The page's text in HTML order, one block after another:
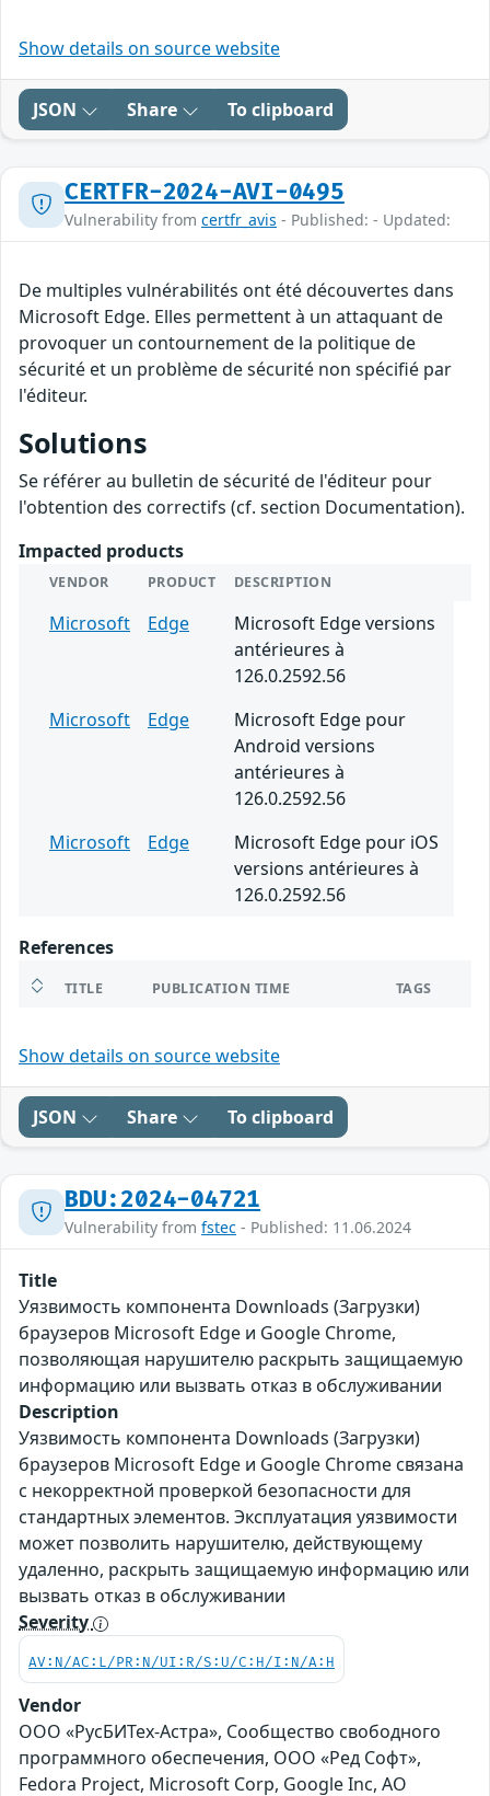
Show details on source website
JSON Share To clipboard
CERTFR-2024-AVI-0495
Vulnerability from certfr_avis - Published: - Updated:
De multiples vulnérabilités ont été découvertes dans
Microsoft Edge. Elles permettent à un attaquant de
provoquer un contournement de la politique de
sécurité et un problème de sécurité non spécifié par
l'éditeur.
Solutions
Se référer au bulletin de sécurité de l'éditeur pour
l'obtention des correctifs (cf. section Documentation).
Impacted products
VENDOR PRODUCT DESCRIPTION
Microsoft Edge
Microsoft Edge versions
antérieures à
126.0.2592.56
Microsoft
Edge
Microsoft Edge pour
Android versions
antérieures à
126.0.2592.56
Microsoft
Edge
Microsoft Edge pour iOS
versions antérieures à
126.0.2592.56
References
TITLE PUBLICATION TIME TAGS
Show details on source website
JSON Share To clipboard
BDU:2024-04721
Vulnerability from fstec - Published: 11.06.2024
Title
Уязвимость компонента Downloads (Загрузки)
браузеров Microsoft Edge и Google Chrome,
позволяющая нарушителю раскрыть защищаемую
информацию или вызвать отказ в обслуживании
Description
Уязвимость компонента Downloads (Загрузки)
браузеров Microsoft Edge и Google Chrome связана
с некорректной проверкой безопасности для
стандартных элементов. Эксплуатация уязвимости
может позволить нарушителю, действующему
удаленно, раскрыть защищаемую информацию или
вызвать отказ в обслуживании
Severity
AV:N/AC:L/PR:N/UI:R/S:U/C:H/I:N/A:H
Vendor
ООО «РусБИТех-Астра», Сообщество свободного
программного обеспечения, ООО «Ред Софт»,
Fedora Project, Microsoft Corp, Google Inc, АО